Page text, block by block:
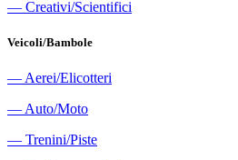
― Creativi/Scientifici
Veicoli/Bambole
― Aerei/Elicotteri
― Auto/Moto
― Trenini/Piste